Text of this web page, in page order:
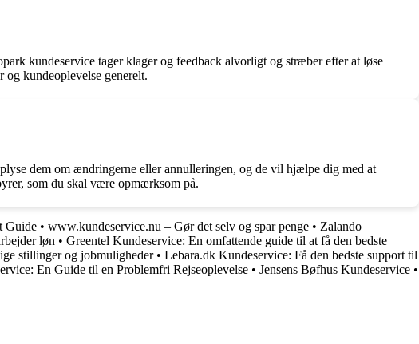
kundeservice tager klager og feedback alvorligt og stræber efter at løse
og kundeoplevelse generelt.
dem om ændringerne eller annulleringen, og de vil hjælpe dig med at
som du skal være opmærksom på.
Guide • www.kundeservice.nu – Gør det selv og spar penge • Zalando
løn • Greentel Kundeservice: En omfattende guide til at få den bedste
stillinger og jobmuligheder• Lebara.dk Kundeservice: Få den bedste support til
En Guide til en Problemfri Rejseoplevelse • Jensens Bøfhus Kundeservice •